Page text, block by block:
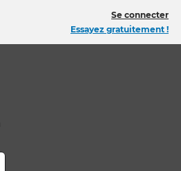
Se connecter
Essayez gratuitement !